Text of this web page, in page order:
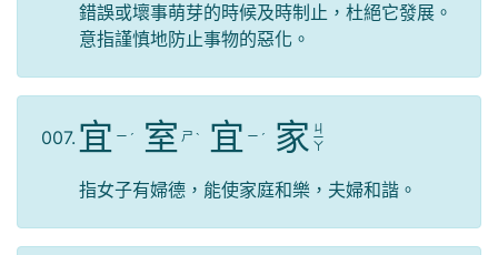
錯誤或壞事萌芽的時候及時制止，杜絕它發展。
意指謹慎地防止事物的惡化。
007. 宜 ㄧ ˊ 室 ㄕ ˋ 宜 ㄧ ˊ 家 ㄐ
ㄧ
ㄚ
指女子有婦德，能使家庭和樂，夫婦和諧。